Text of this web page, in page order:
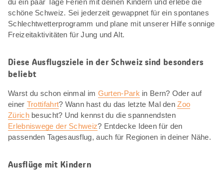
du ein paar Tage Ferien mit deinen Kindern und erlebe die
schöne Schweiz. Sei jederzeit gewappnet für ein spontanes
Schlechtwetterprogramm und plane mit unserer Hilfe sonnige
Freizeitaktivitäten für Jung und Alt.
Diese Ausflugsziele in der Schweiz sind besonders
beliebt
Warst du schon einmal im Gurten-Park in Bern? Oder auf
einer Trottifahrt? Wann hast du das letzte Mal denZoo
Zürichbesucht? Und kennst du die spannendsten
Erlebniswege der Schweiz? Entdecke Ideen für den
passenden Tagesausflug, auch für Regionen in deiner Nähe.
Ausflüge mit Kindern